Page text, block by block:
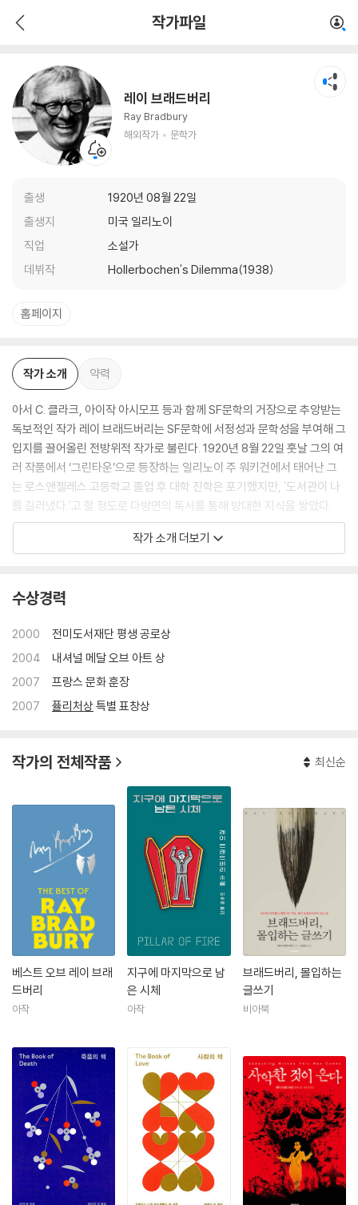
작가파일
레이 브래드버리
Ray Bradbury
해외작가
문학가
출생
1920년 08월 22일
출생지
미국 일리노이
직업
소설가
데뷔작
Hollerbochen's Dilemma(1938)
홈페이지
작가 소개 약력
아서 C. 클라크, 아이작 아시모프 등과 함께 SF문학의 거장으로 추앙받는
독보적인 작가 레이 브래드버리는 SF문학에 서정성과 문학성을 부여해 그
입지를 끌어올린 전방위적 작가로 불린다. 1920년 8월 22일 훗날 그의 여
러 작품에서 ‘그린타운’으로 등장하는 일리노이 주 워키건에서 태어난 그
는 로스앤젤레스 고등학교 졸업 후 대학 진학은 포기했지만, '도서관이 나
를 길러냈다.'고 할 정도로 다방면의 독서를 통해 방대한 지식을 쌓았다.
스무 살에 발표한 첫 단편 「홀러보첸의 딜레마」를 시작으로 여러 잡지에 작
탕으로, SF문학뿐 아니라 기존 문학계에서도 인정받는 작품을 많이 펴냈
야기를 만드는 ‘픽스업 소설’로 그만의 세계를 구축했다. 특히 문명비판서
의 고전으로 자리잡은 『화씨 451』 이 대표하듯이 그의 작품들은 이전의 S
F들이 과학의 진보와 긍정적인 미래를 그린 것과 달리 디스토피아적인 미
래를 자주 그렸으며, 과학기술과 문명이 파괴하는 정신문화와 인간 실존에
대한 탐구와 재생의 노력을 담아냈다. 이러한 세계관의 근저에는 정신문화
턴이 감독한 영화 〈백경〉의 각본을 썼고, 자신의 작품 가운데 65개가 '레이
브래드버리 시어터'라는 이름으로 TV에 방영되어 7차례 에미 상을 비롯
한 미디어 관련 상을 수상하기도 했다.
그는 평생 우주여행을 꿈꾸었지만 50여 년 동안 로스앤젤레스의 같은 집
에 살면서 비행기 대신 기차로 여행을 다녔다. 영화 [모비 딕]의 각본을 집
필한 한편, 자신의 단편들을 영상화한 [레이 브래드버리 극장]을 제작하여
각종 미디어 상을 수상한 동시에 할리우드 명예의 거리에 족적을 남겼지
만, 그는 텔레비전과 기술에 대한 경고에 앞장선 작가였다. 반세기 동안 미
국 문학에 기여한 공을 인정받아 SF소설 작가로는 최초로 2000년 전미도
서재단으로부터 평생공로상을 받았고, 2004년 '내셔널 메달 오브 아트'
상, 2007년 프랑스문화훈장, 퓰리처 특별 표창상 등을 수상했다. 영화 산
업에 기여한 공로로 헐리우드에 영예의 족적을 남겼고, 화성과 목성 사이
한 소행성 명칭이 그의 이름을 따 '9766 브래드버리'라 명명되었다. 저서
『문신한 사나이』등이 있다.
작가 소개 더보기
수상경력
2000
전미도서재단 평생 공로상
2004
내셔널 메달 오브 아트 상
2007
프랑스 문화 훈장
2007
퓰리처상 특별 표창상
작가의 전체작품 최신순
베스트 오브 레이 브래
드버리
아작
지구에 마지막으로 남
은 시체
아작
브래드버리, 몰입하는
글쓰기
비아북